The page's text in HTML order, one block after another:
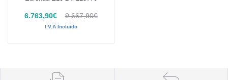
6.763,90€ 9.667,90€
I.V.A Incluido